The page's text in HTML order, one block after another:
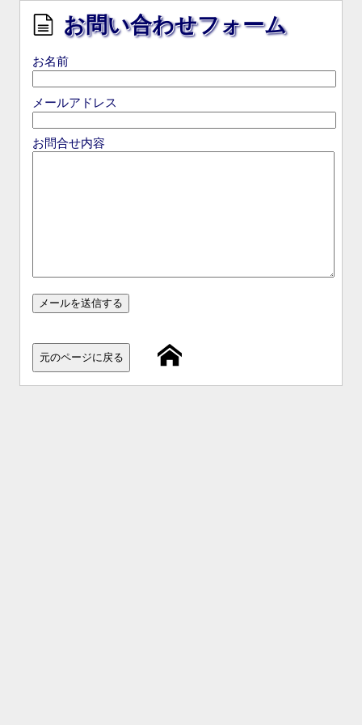
お問い合わせフォーム
お名前
メールアドレス
お問合せ内容